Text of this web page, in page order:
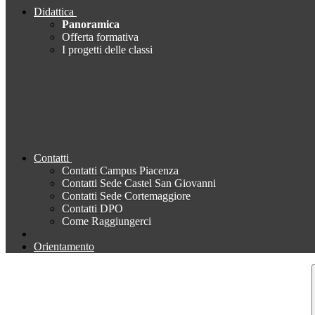
Didattica
Panoramica
Offerta formativa
I progetti delle classi
Contatti
Contatti Campus Piacenza
Contatti Sede Castel San Giovanni
Contatti Sede Cortemaggiore
Contatti DPO
Come Raggiungerci
Orientamento